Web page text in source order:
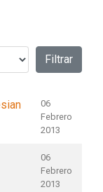
a mostrarFiltrar
06
Febrero
2013
06
Febrero
2013